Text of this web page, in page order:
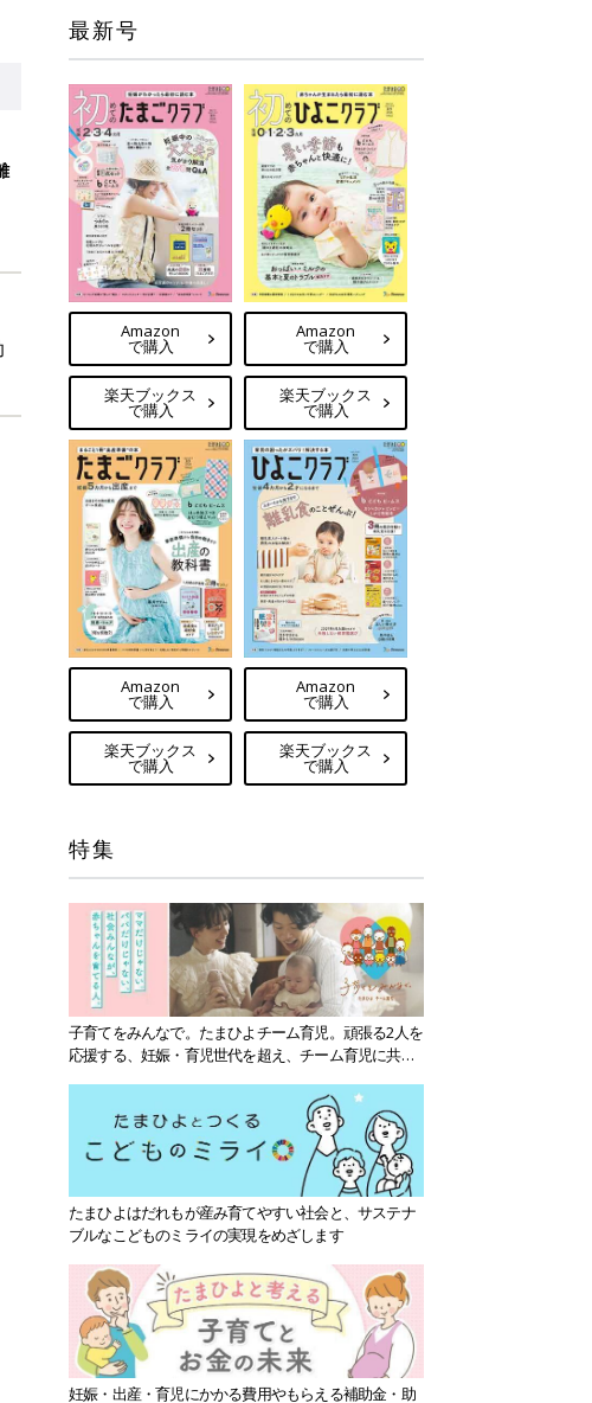
最新号
Amazon
で購入
楽天ブックス
で購入
Amazon
で購入
楽天ブックス
で購入
Amazon
で購入
楽天ブックス
で購入
Amazon
で購入
楽天ブックス
で購入
特集
子育てをみんなで。たまひよチーム育児。頑張る2人を
応援する、妊娠・育児世代を超え、チーム育児に共感
たまひよはだれもが産み育てやすい社会と、サステナ
ブルなこどものミライの実現をめざします
妊娠・出産・育児にかかる費用やもらえる補助金・助